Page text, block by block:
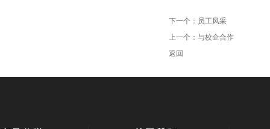
下一个： 员工风采
上一个： 与校企合作
返回